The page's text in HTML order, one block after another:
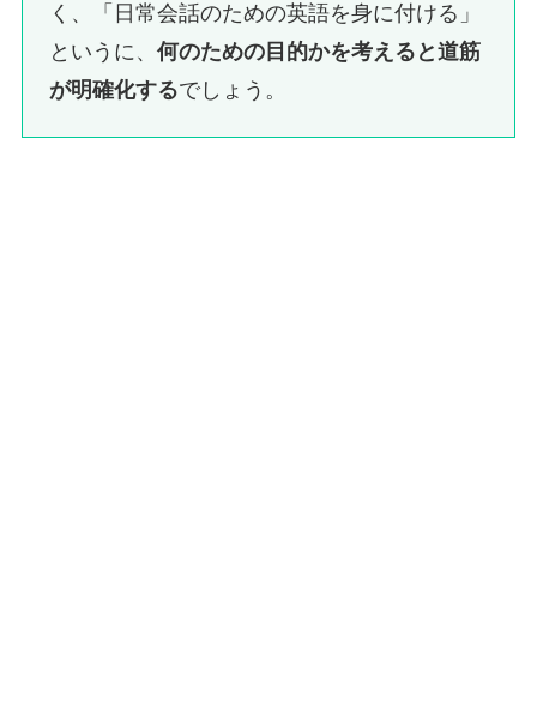
く、「日常会話のための英語を身に付ける」
というに、何のための目的かを考えると道筋
が明確化するでしょう。